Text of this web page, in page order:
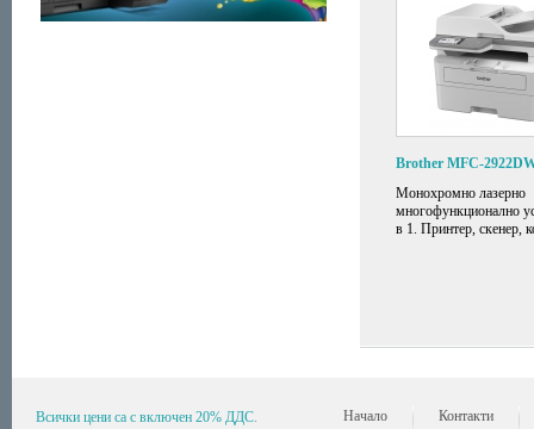
Brother MFC-
Монохромно лазерно
многофункционално
в 1. Принтер, скенер,
Всички цени са с включен 20% ДДС. Начало Контакти